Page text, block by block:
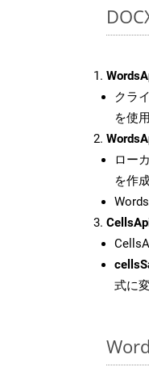
クラ
を使
ロー
を作
式に